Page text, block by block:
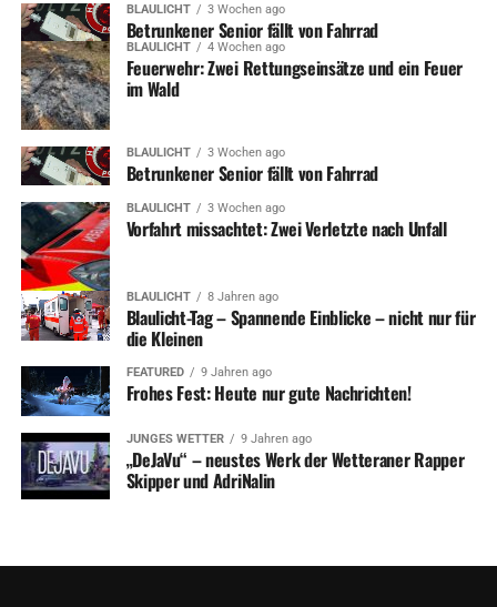
BLAULICHT 3 Wochen ago
Betrunkener Senior fällt von Fahrrad
BLAULICHT 4 Wochen ago
Feuerwehr: Zwei Rettungseinsätze und ein Feuer
im Wald
BLAULICHT 3 Wochen ago
Betrunkener Senior fällt von Fahrrad
BLAULICHT 3 Wochen ago
Vorfahrt missachtet: Zwei Verletzte nach Unfall
BLAULICHT 8 Jahren ago
Blaulicht-Tag – Spannende Einblicke – nicht nur für
die Kleinen
FEATURED 9 Jahren ago
Frohes Fest: Heute nur gute Nachrichten!
JUNGES WETTER 9 Jahren ago
„DeJaVu“ – neustes Werk der Wetteraner Rapper
Skipper und AdriNalin